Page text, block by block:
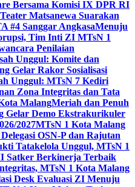
Bersama Komisi IX DPR RI
Matsanewa Suarakan
#4 Sanggar AngkasaMenuju
Tim Inti ZI MTsN 1
Penilaian
Unggul: Komite dan
Gelar Rakor Sosialisasi
Unggul: MTsN 7 Kediri
Zona Integritas dan Tata
MalangMeriah dan Penuh
Gelar Demo Ekstrakurikuler
2027MTsN 1 Kota Malang
OSN-P dan Rajutan
Tatakelola Unggul, MTsN 1
Satker Berkinerja Terbaik
MTsN 1 Kota Malang
Desk Evaluasi ZI Menuju